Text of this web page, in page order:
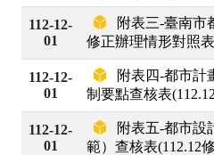
112-12-
01
附表三-臺南市
修正辦理情形對照
112-12-
01
附表四-都市計
制要點查核表
112-12-
01
附表五-都市設
範）查核表(112.12